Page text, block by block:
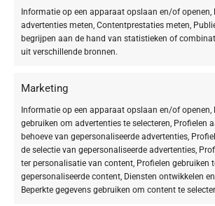
Informatie op een apparaat opslaan en/of openen,
advertenties meten, Contentprestaties meten,
begrijpen aan de hand van statistieken of
uit verschillende bronnen.
Marketing
Informatie op een apparaat opslaan en/of openen,
gebruiken om advertenties te selecteren, Profielen
behoeve van gepersonaliseerde advertenties,
de selectie van gepersonaliseerde advertenties,
ter personalisatie van content, Profielen gebruiken
gepersonaliseerde content, Diensten ontwikkelen
Beperkte gegevens gebruiken om content te
VEGAN
Vegan